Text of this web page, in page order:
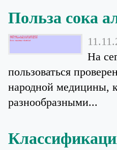
Польза сока
На
пользоваться
народной медицины,
разнообразными...